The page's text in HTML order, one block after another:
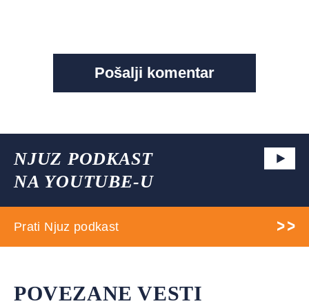
NJUZ PODKAST
NA YOUTUBE-U
Prati Njuz podkast
POVEZANE VESTI